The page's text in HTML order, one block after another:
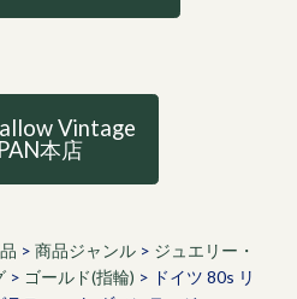
Vintage
本店
> 商品ジャンル> ジュエリー・
> ゴールド(指輪) > ドイツ 80s リ